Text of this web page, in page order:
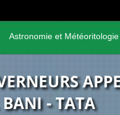
Astronomie et Météoritologie
BANI - TATA